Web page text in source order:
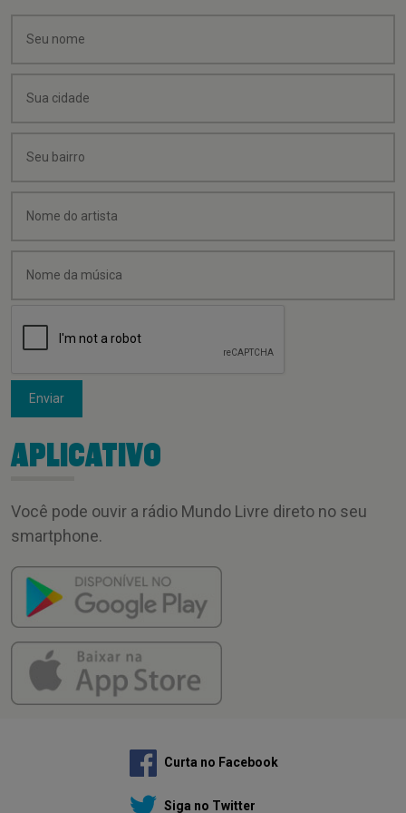
Enviar
APLICATIVO
Você pode ouvir a rádio Mundo Livre direto no seu
smartphone.
Curta no Facebook
Siga no Twitter